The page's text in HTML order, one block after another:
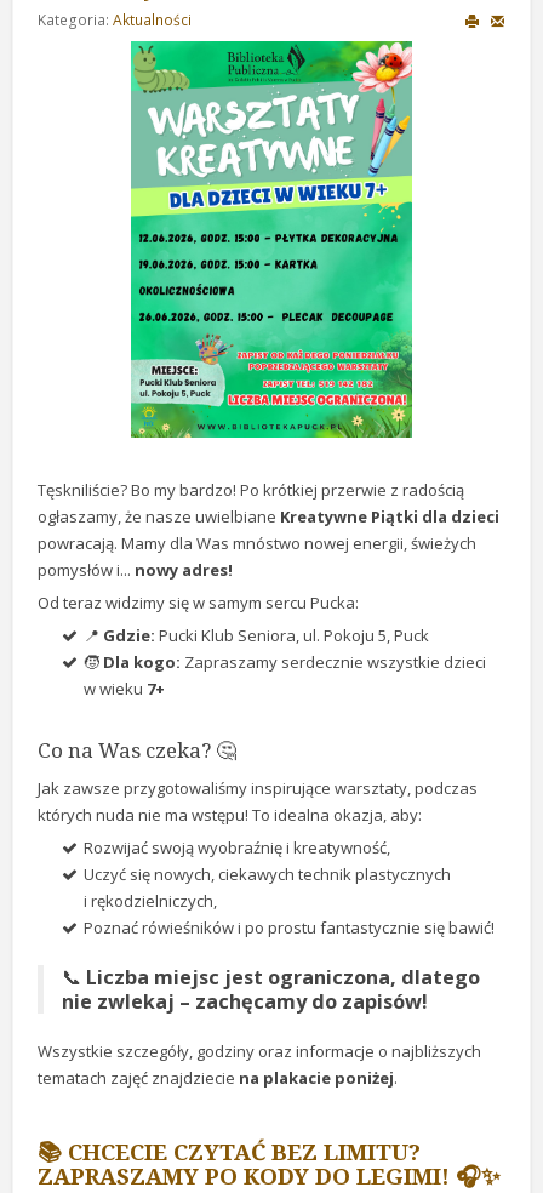
Kategoria: Aktualności
Tęskniliście? Bo my bardzo! Po krótkiej przerwie z radością
ogłaszamy, że nasze uwielbiane Kreatywne Piątki dla dzieci
powracają. Mamy dla Was mnóstwo nowej energii, świeżych
pomysłów i... nowy adres!
Od teraz widzimy się w samym sercu Pucka:
📍 Gdzie: Pucki Klub Seniora, ul. Pokoju 5, Puck
🧒 Dla kogo: Zapraszamy serdecznie wszystkie dzieci
w wieku 7+
Co na Was czeka? 🤔
Jak zawsze przygotowaliśmy inspirujące warsztaty, podczas
których nuda nie ma wstępu! To idealna okazja, aby:
Rozwijać swoją wyobraźnię i kreatywność,
Uczyć się nowych, ciekawych technik plastycznych
i rękodzielniczych,
Poznać rówieśników i po prostu fantastycznie się bawić!
📞 Liczba miejsc jest ograniczona, dlatego
nie zwlekaj – zachęcamy do zapisów!
Wszystkie szczegóły, godziny oraz informacje o najbliższych
tematach zajęć znajdziecie na plakacie poniżej.
📚 CHCECIE CZYTAĆ BEZ LIMITU?
ZAPRASZAMY PO KODY DO LEGIMI! 🎧✨